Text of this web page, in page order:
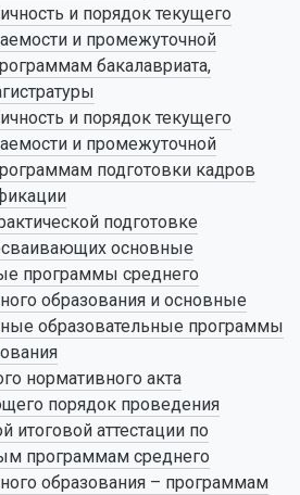
и порядок текущего
и промежуточной
бакалавриата,
и порядок текущего
и промежуточной
подготовки кадров
подготовке
основные
программы среднего
образования и основные
образовательные программы
нормативного акта
порядок проведения
итоговой аттестации по
программам среднего
образования – программам